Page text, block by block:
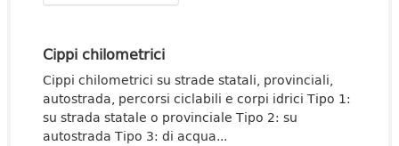
Cippi chilometrici
Cippi chilometrici su strade statali, provinciali,
autostrada, percorsi ciclabili e corpi idrici Tipo 1:
su strada statale o provinciale Tipo 2: su
autostrada Tipo 3: di acqua...